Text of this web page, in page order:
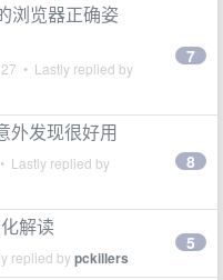
浏览器正确姿
• Lastly replied by
7
外发现很好用
• Lastly replied by 8
解读
replied bypckillers
5